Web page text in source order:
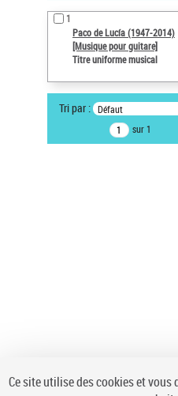
Œuvres liées à l'auteur :
Paco de Lucía (1947-2014)
Auteur d’œuvre
Type de notice d'autorité
1
Paco de Lucía (1947-2014)
[Musique pour guitare]
Titre uniforme musical
Tri par : Défaut
sur 1
Ce site utilise des cookies et